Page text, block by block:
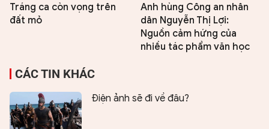
Tráng ca còn vọng trên
đất mỏ
Anh hùng Công an nhân
dân Nguyễn Thị Lợi:
Nguồn cảm hứng của
nhiều tác phẩm văn học
CÁC TIN KHÁC
Điện ảnh sẽ đi về đâu?